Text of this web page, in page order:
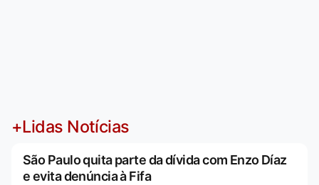
+Lidas Notícias
São Paulo quita parte da dívida com Enzo Díaz
e evita denúncia à Fifa